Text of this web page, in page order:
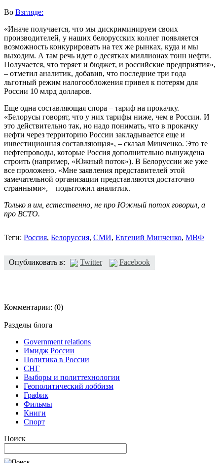
Во Взгляде:
«Иначе получается, что мы дискриминируем своих
производителей, у наших белорусских коллег появляется
возможность конкурировать на тех же рынках, куда и мы
выходим. А там речь идет о десятках миллионах тонн нефти.
Получается, что теряет и бюджет, и российские предприятия»,
– отметил аналитик, добавив, что последние три года
льготный режим налогообложения привел к потерям для
России 10 млрд долларов.
Еще одна составляющая спора – тариф на прокачку.
«Белорусы говорят, что у них тарифы ниже, чем в России. И
это действительно так, но надо понимать, что в прокачку
нефти через территорию России закладывается еще и
инвестиционная составляющая», – сказал Минченко. Это те
нефтепроводы, которые Россия дополнительно вынуждена
строить (например, «Южный поток»). В Белоруссии же уже
все проложено. «Мне заявления представителей этой
замечательной организации представляются достаточно
странными», – подытожил аналитик.
Только я им, естественно, не про Южный поток говорил, а
про ВСТО.
Теги: Россия, Белоруссия, СМИ, Евгений Минченко, МВФ
Опубликовать в: Twitter Facebook
Комментарии: (0)
Разделы блога
Government relations
Имидж России
Политика в России
СНГ
Выборы и политтехнологии
Геополитический лоббизм
График
Фильмы
Книги
Спорт
Поиск